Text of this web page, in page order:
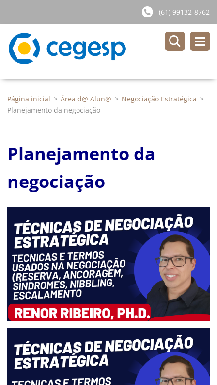
(61) 99132-8762
Página inicial > Área d@ Alun@ > Negociação Estratégica >
Planejamento da negociação
Planejamento da
negociação